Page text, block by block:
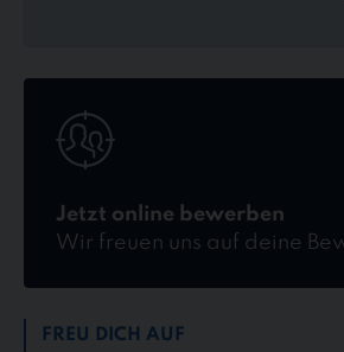
Jetzt online bewerben
Wir freuen uns auf deine
online
bewerben
FREU DICH AUF